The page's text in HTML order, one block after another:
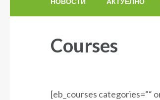
Courses
[eb_courses categories=““